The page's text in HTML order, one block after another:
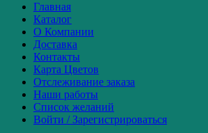
Главная
Каталог
О Компании
Доставка
Контакты
Карта Цветов
Отслеживание заказа
Наши работы
Список желаний
Войти / Зарегистрироваться